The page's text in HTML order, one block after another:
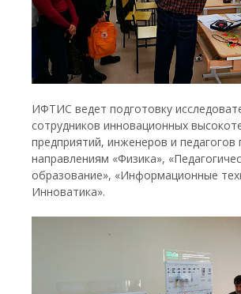
ИФТИС ведет подготовку
сотрудников инновационных
предприятий, инженеров и педагогов
направлениям «Физика»,
образование», «Информационные
Инноватика».